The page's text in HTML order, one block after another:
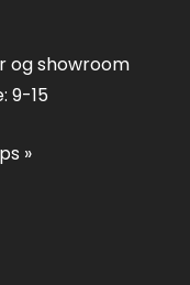
og showroom
9-15
»